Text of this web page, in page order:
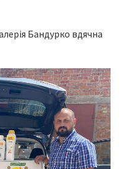
Бандурко вдячна